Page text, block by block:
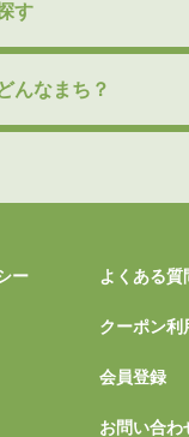
す
んなまち？
ー よくある質
クーポン利
会員登録
お問い合わ